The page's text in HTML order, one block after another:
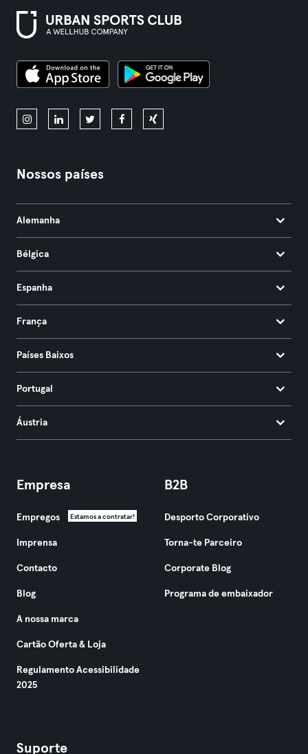
Nossos países
Alemanha
Bélgica
Espanha
França
Países Baixos
Portugal
Áustria
Empresa
Empregos Estamos a contratar!
Imprensa
Contacto
Blog
A nossa marca
Cartão Oferta & Loja
Regulamento Acessibilidade
2025
B2B
Desporto Corporativo
Torna-te Parceiro
Corporate Blog
Programa de embaixador
Suporte